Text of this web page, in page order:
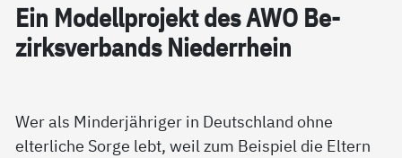
Ein Mo­dell­pro­jekt des AWO Be­
zirks­ver­bands Nie­der­r­hein
Wer als Minderjähriger in Deutschland ohne
elterliche Sorge lebt, weil zum Beispiel die Eltern